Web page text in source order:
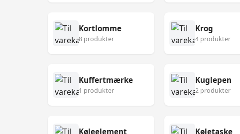
Kortlomme
8 produkter
Krog
4 produkter
Kuffertmærke
1 produkter
Kuglepen
2 produkter
Køleelement Køletaske